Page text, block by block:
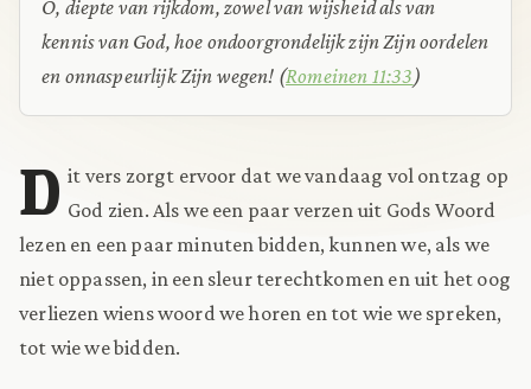
O, diepte van rijkdom, zowel van wijsheid als van
kennis van God, hoe ondoorgrondelijk zijn Zijn oordelen
en onnaspeurlijk Zijn wegen! (Romeinen 11:33 )
D it vers zorgt ervoor dat we vandaag vol ontzag op
God zien. Als we een paar verzen uit Gods Woord
lezen en een paar minuten bidden, kunnen we, als we
niet oppassen, in een sleur terechtkomen en uit het oog
verliezen wiens woord we horen en tot wie we spreken,
tot wie we bidden.